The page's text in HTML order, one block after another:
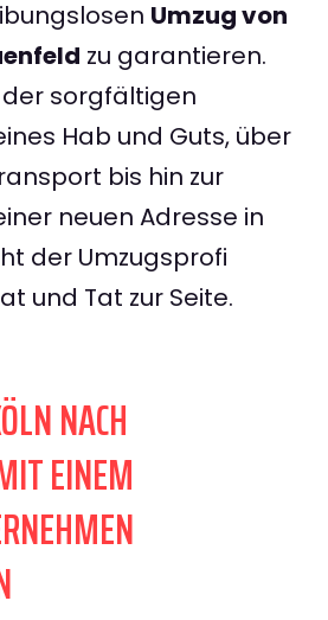
Umzug von
zu garantieren.
sorgfältigen
Hab und Guts, über
bis hin zur
neuen Adresse in
der Umzugsprofi
und Tat zur Seite.
NACH
EINEM